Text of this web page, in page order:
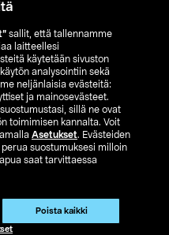
sallit, että tallennamme
laitteellesi
käytetään sivuston
analysointiin sekä
neljänlaisia evästeitä:
ja mainosevästeet.
sillä ne ovat
toimimisen kannalta. Voit
Asetukset. Evästeiden
suostumuksesi milloin
saat tarvittaessa
Poista kaikki
FI
ALV:a